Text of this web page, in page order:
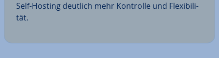
Self-Hosting deutlich mehr Kontrolle und Fle­xi­bi­li­
tät.